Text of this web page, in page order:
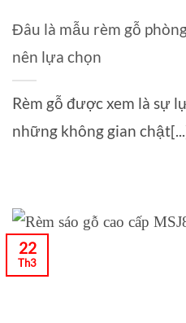
Đâu là mẫu rèm gỗ
nên lựa chọn
Rèm gỗ được xem là sự
những không gian
22
Th3